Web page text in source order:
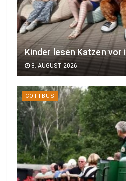
Kinder lesen Katzen
8. AUGUST 2026
COTTBUS